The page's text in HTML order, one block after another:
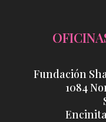
Fundación
1084